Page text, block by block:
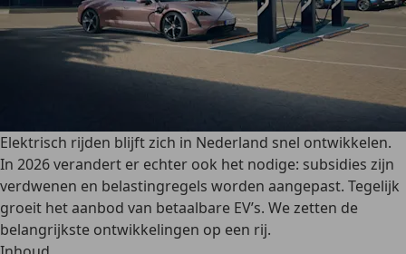
Elektrisch rijden blijft zich in Nederland snel ontwikkelen.
In 2026 verandert er echter ook het nodige: subsidies zijn
verdwenen en belastingregels worden aangepast. Tegelijk
groeit het aanbod van betaalbare EV’s. We zetten de
belangrijkste ontwikkelingen op een rij.